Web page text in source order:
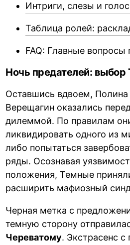
Интриги, слезы и
Таблица ролей:
FAQ: Главные вопросы
Ночь предателей: выбор
Оставшись вдвоем,
Верещагин оказались
дилеммой. По правилам
ликвидировать одного из
либо попытаться
ряды. Осознавая
положения, Темные
расширить мафиозный
Черная метка с
темную сторону
Череватому. Экстрасенс с